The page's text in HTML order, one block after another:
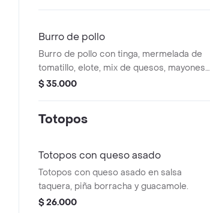
Burro de pollo
Burro de pollo con tinga, mermelada de
tomatillo, elote, mix de quesos, mayonesa
de chiles y guacamole.
$ 35.000
Totopos
Totopos con queso asado
Totopos con queso asado en salsa
taquera, piña borracha y guacamole.
$ 26.000